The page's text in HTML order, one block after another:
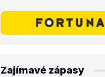
Zajímavé zápasy